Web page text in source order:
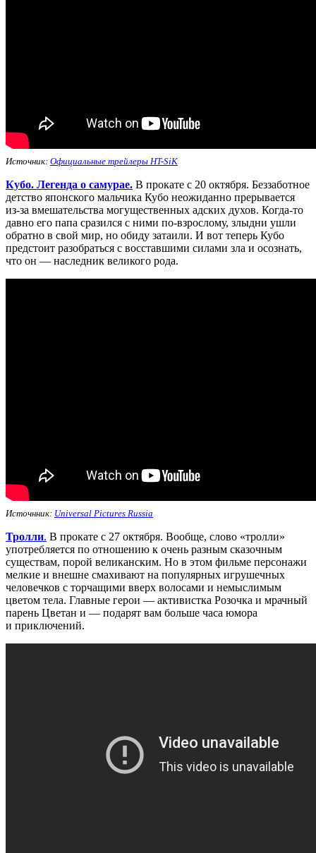
Источник: Официальные трейлеры HT-SiK
Кубо. Легенда о самурае. В прокате с 20 октября. Беззаботное
детство японского мальчика Кубо неожиданно прерывается
из-за вмешательства могущественных адских духов. Когда-то
давно его папа сразился с ними по-взрослому, злыдни ушли
обратно в свой мир, но обиду затаили. И вот теперь Кубо
предстоит разобраться с восставшими силами зла и осознать,
что он — наследник великого рода.
Источнник: Universal Pictures Russia
Тролли. В прокате с 27 октября. Вообще, слово «тролли»
употребляется по отношению к очень разным сказочным
существам, порой великанским. Но в этом фильме персонажи
мелкие и внешне смахивают на популярных игрушечных
человечков с торчащими вверх волосами и немыслимым
цветом тела. Главные герои — активистка Розочка и мрачный
парень Цветан и — подарят вам больше часа юмора
и приключений.